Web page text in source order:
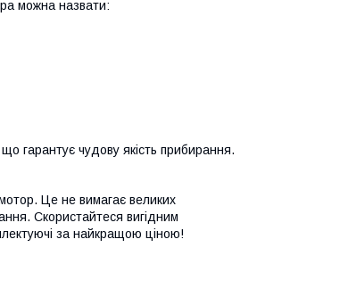
можна назвати:
гарантує чудову якість прибирання.
Це не вимагає великих
Скористайтеся вигідним
за найкращою ціною!